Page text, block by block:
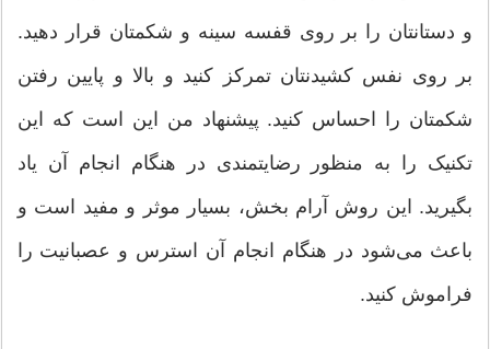
و دستانتان را بر روی قفسه سینه و شکمتان قرار دهید.
بر روی نفس کشیدنتان تمرکز کنید و بالا و پایین رفتن
شکمتان را احساس کنید. پیشنهاد من این است که این
تکنیک را به منظور رضایتمندی در هنگام انجام آن یاد
بگیرید. این روش آرام بخش، بسیار موثر و مفید است و
باعث می‌شود در هنگام انجام آن استرس و عصبانیت را
فراموش کنید.